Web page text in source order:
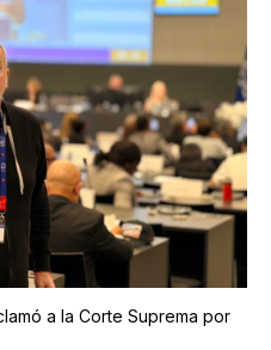
a la Corte Suprema por